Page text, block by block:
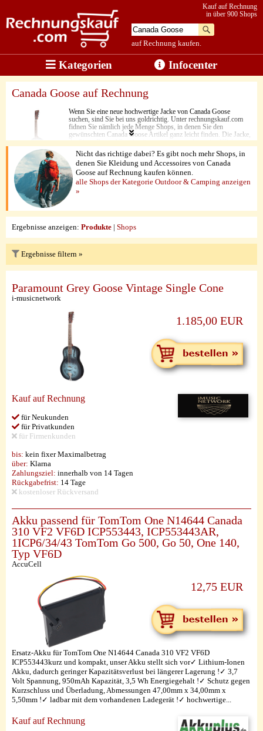
auf Rechnung kaufen.
Kauf auf Rechnung
in über 900 Shops
Kategorien Infocenter
Canada Goose auf Rechnung
Wenn Sie eine neue hochwertige Jacke von Canada Goose
suchen, sind Sie bei uns goldrichtig. Unter rechnungskauf.com
fidnen Sie nämlich jede Menge Shops, in denen Sie den
gewünschten Canada Goose Artikel ganz leicht finden. Die Jacke,
die Sie in Ihrem Alltag benötigen, ist nur noch wenige Klicks
entfernt. Neben den niedrigen Preisen überzeugen die hohe
Stoffqualität und die wärmenden Daunen. Zu guter Letzt stimmt
hier jedoch vor allem eins. Jedes Canada Goose Produkt kann
ganz einfach per Rechnungskauf bestellt werden.
Nicht das richtige dabei? Es gibt noch mehr Shops, in
denen Sie Kleidung und Accessoires von Canada
Goose auf Rechnung kaufen können.
alle Shops der Kategorie Outdoor & Camping anzeigen
»
Ergebnisse anzeigen: Produkte | Shops
Ergebnisse filtern »
Paramount Grey Goose Vintage Single Cone
i-musicnetwork
1.185,00 EUR
Kauf auf Rechnung
für Neukunden
für Privatkunden
für Firmenkunden
bis: kein fixer Maximalbetrag
über: Klarna
Zahlungsziel: innerhalb von 14 Tagen
Rückgabefrist: 14 Tage
kostenloser Rückversand
Akku passend für TomTom One N14644 Canada
310 VF2 VF6D ICP553443, ICP553443AR,
1ICP6/34/43 TomTom Go 500, Go 50, One 140,
Typ VF6D
AccuCell
12,75 EUR
Ersatz-Akku für TomTom One N14644 Canada 310 VF2 VF6D
ICP553443kurz und kompakt, unser Akku stellt sich vor✓ Lithium-Ionen
Akku, dadurch geringer Kapazitätsverlust bei längerer Lagerung !✓ 3,7
Volt Spannung, 950mAh Kapazität, 3,5 Wh Energiegehalt !✓ Schutz gegen
Kurzschluss und Überladung, Abmessungen 47,00mm x 34,00mm x
5,50mm !✓ ladbar mit dem vorhandenen Ladegerät !✓ hochwertige...
Kauf auf Rechnung